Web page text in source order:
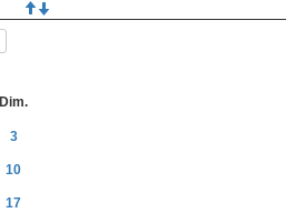
Dim.
3
10
17